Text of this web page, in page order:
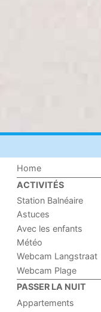
Home
ACTIVITÉS
Station Balnéaire
Astuces
Avec les enfants
Météo
Webcam Langstraat
Webcam Plage
PASSER LA NUIT
Appartements